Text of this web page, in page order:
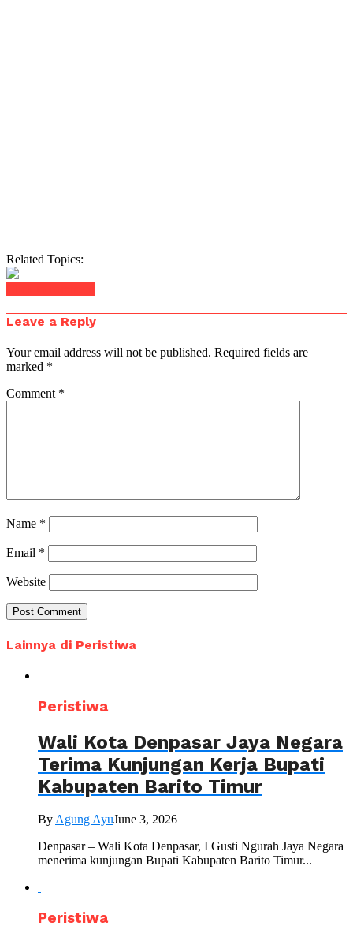
Related Topics:
Leave a Reply
Your email address will not be published. Required fields are
marked *
Comment *
Name *
Email *
Website
Lainnya di Peristiwa
Peristiwa
Wali Kota Denpasar Jaya Negara
Terima Kunjungan Kerja Bupati
Kabupaten Barito Timur
ByAgung AyuJune 3, 2026
Denpasar – Wali Kota Denpasar, I Gusti Ngurah Jaya Negara
menerima kunjungan Bupati Kabupaten Barito Timur...
Peristiwa